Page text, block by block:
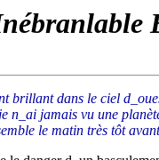
brillant dans le ciel
n_ai jamais vu une
le matin très tôt